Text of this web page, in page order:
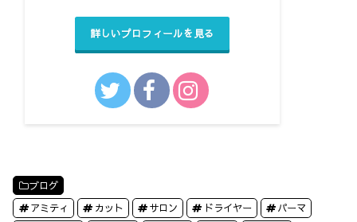
詳しいプロフィールを見る
ブログ
アミティ
カット サロン ドライヤー
パーマ